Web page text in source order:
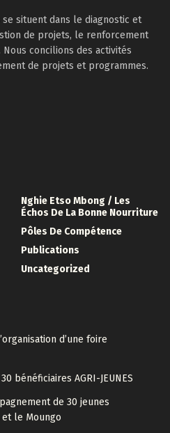
situent dans le diagnostic et
de projets, le renforcement
concilions des activités
de projets et programmes.
Nghie Etso Mbong / Les
Échos De La Bonne Nourriture
Pôles De Compétence
Publications
Uncategorized
d’une foire
bénéficiaires AGRI-JEUNES
de 30 jeunes
le Moungo